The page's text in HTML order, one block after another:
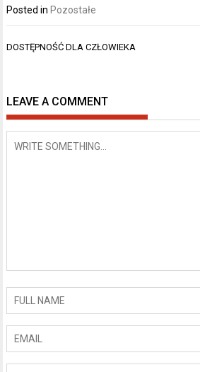
Posted in Pozostałe
Nawigacja
DOSTĘPNOŚĆ DLA CZŁOWIEKA
LEAVE A COMMENT